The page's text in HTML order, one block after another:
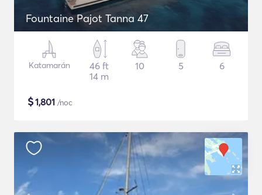
Fountaine Pajot Tanna 47
Katamarán
46 ft
14 m
10 5 6
$1,801 /noc